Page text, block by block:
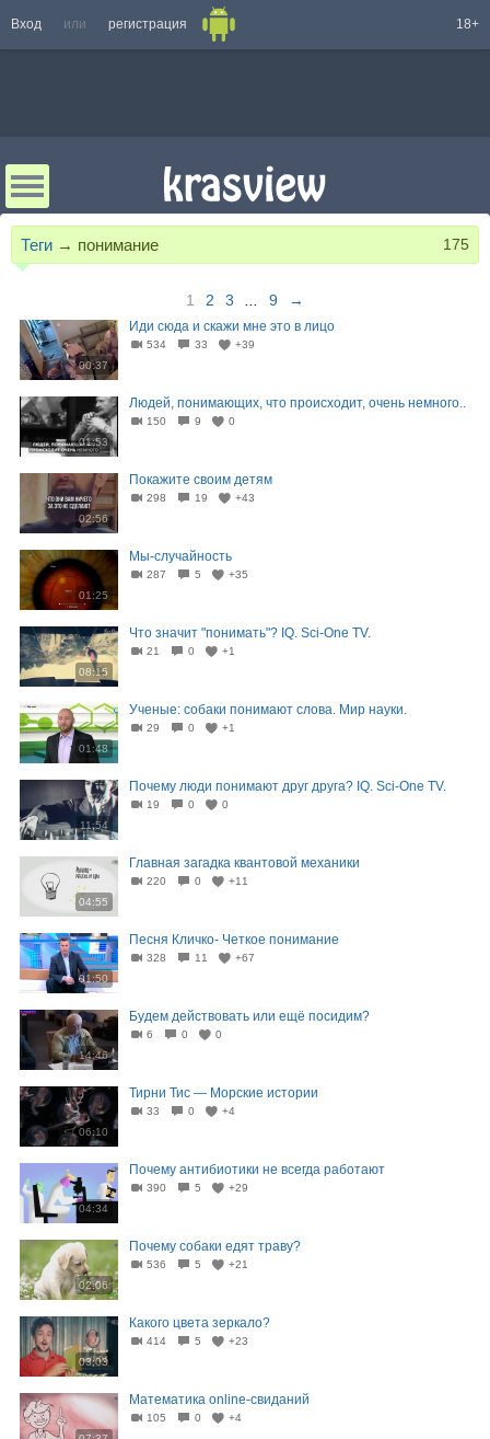
Вход или регистрация 18+
Теги → понимание 175
1 2 3 9 →
00:37
Иди сюда и скажи мне это в лицо
534 33 +39
01:53
Людей, понимающих, что происходит, очень немного..
150 9 0
02:56
Покажите своим детям
298 19 +43
01:25
Мы-случайность
287 5 +35
08:15
Что значит "понимать"? IQ. Sci-One TV.
21 0 +1
01:48
Ученые: собаки понимают слова. Мир науки.
29 0 +1
11:54
Почему люди понимают друг друга? IQ. Sci-One TV.
19 0 0
04:55
Главная загадка квантовой механики
220 0 +11
01:50
Песня Кличко- Четкое понимание
328 11 +67
14:46
Будем действовать или ещё посидим?
6 0 0
06:10
Тирни Тис — Морские истории
33 0 +4
04:34
Почему антибиотики не всегда работают
390 5 +29
02:06
Почему собаки едят траву?
536 5 +21
03:03
Какого цвета зеркало?
414 5 +23
Математика online-свиданий
105 0 +4